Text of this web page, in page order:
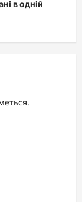
в одній